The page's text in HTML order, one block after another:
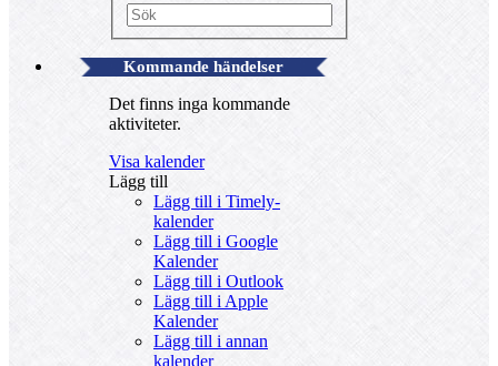
Kommande händelser
Det finns inga kommande
aktiviteter.
Visa kalender
Lägg till
Lägg till i Timely-
kalender
Lägg till i Google
Kalender
Lägg till i Outlook
Lägg till i Apple
Kalender
Lägg till i annan
kalender